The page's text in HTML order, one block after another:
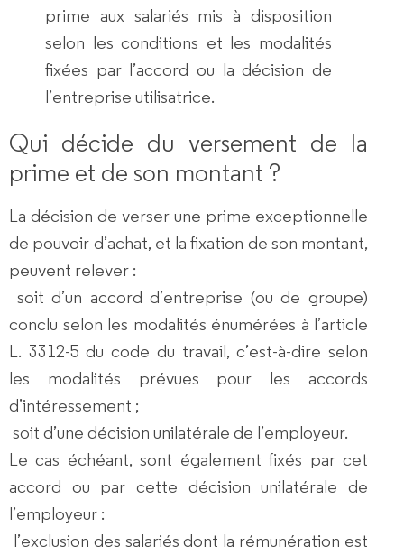
prime aux salariés mis à disposition
selon les conditions et les modalités
fixées par l’accord ou la décision de
l’entreprise utilisatrice.
Qui décide du versement de la
prime et de son montant ?
La décision de verser une prime exceptionnelle
de pouvoir d’achat, et la fixation de son montant,
peuvent relever :
soitd’un accord d’entreprise (ou de groupe)
conclu selon les modalités énumérées à l’article
L. 3312-5 du code du travail, c’est-à-dire selon
les modalités prévues pour les accords
d’intéressement ;
soit d’une décision unilatérale de l’employeur.
Le cas échéant, sont également fixés par cet
accord ou par cette décision unilatérale de
l’employeur :
l’exclusion des salariés dont la rémunération est